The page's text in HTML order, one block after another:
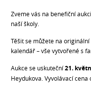
Zveme vás na benefiční
naší školy.
Těšit se můžete na
kalendář – vše vytvořené s
Aukce se uskuteční21.
Heydukova. Vyvolávací cena